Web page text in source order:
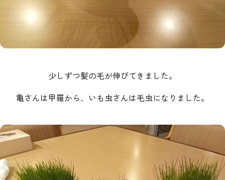
少しずつ髪の毛が伸びてきました。
亀さんは甲羅から、いも虫さんは毛虫になりました。